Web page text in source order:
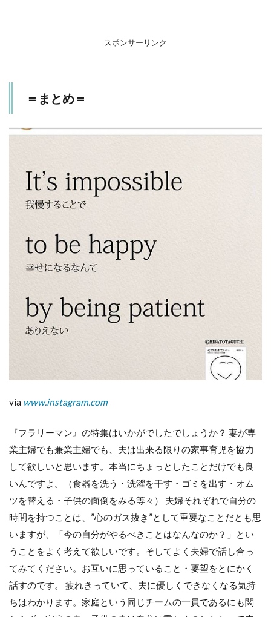
スポンサーリンク
＝まとめ＝
via www.instagram.com
『フラリーマン』の特集はいかがでしたでしょうか？ 妻が専
業主婦でも兼業主婦でも、夫は出来る限りの家事育児を協力
して欲しいと思います。本当にちょっとしたことだけでも良
いんですよ。（食器を洗う・洗濯を干す・ゴミを出す・オム
ツを替える・子供の面倒をみる等々） 夫婦それぞれで自分の
時間を持つことは、”心のガス抜き”として重要なことだとも思
いますが、「今の自分がやるべきことはなんなのか？」とい
うことをよく考えて欲しいです。そしてよく夫婦で話し合っ
てみてください。お互いに思っていること・要望をとにかく
話すのです。 疲れきっていて、夫に優しくできなくなる気持
ちはわかります。家庭という同じチームの一員であるにも関